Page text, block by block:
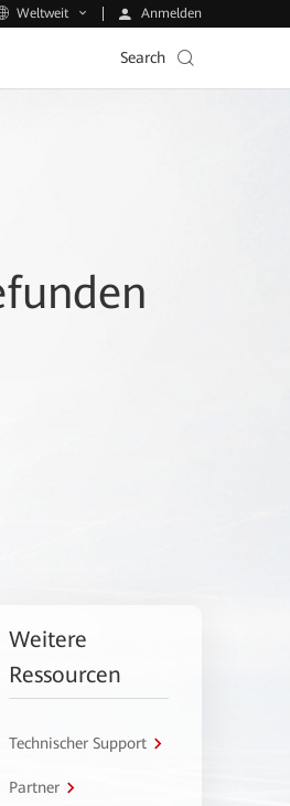
Weltweit Anmelden
Search
Weitere
Ressourcen
Technischer Support
Partner